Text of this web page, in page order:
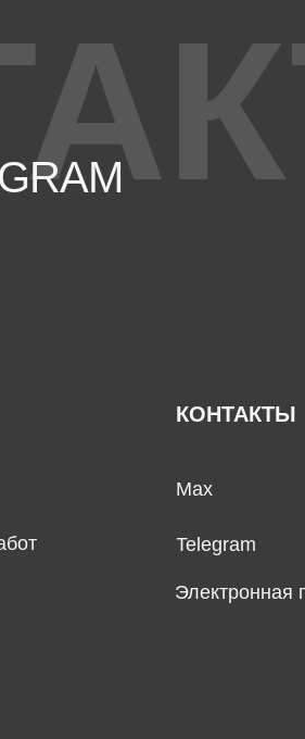
КОНТАКТЫ
Max
Telegram
Электронная